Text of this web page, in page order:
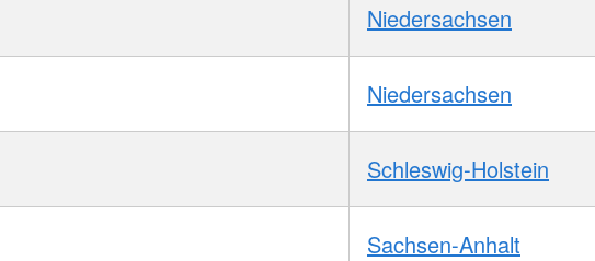
Niedersachsen
Niedersachsen
Schleswig-Holstein
Sachsen-Anhalt